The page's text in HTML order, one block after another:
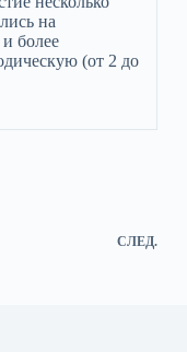
на
более
(от 2 до
СЛЕД.